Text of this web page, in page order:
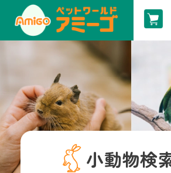
小動物検